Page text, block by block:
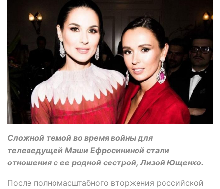
Сложной темой во время войны для
телеведущей Маши Ефросининой стали
отношения с ее родной сестрой, Лизой Ющенко.
После полномасштабного вторжения российской